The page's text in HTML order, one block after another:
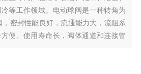
等工作领域。电动球阀是一种转角为
密封性能良好，流通能力大，流阻系
便、使用寿命长，阀体通道和连接管
，除控制气体、液体、蒸汽介质外，